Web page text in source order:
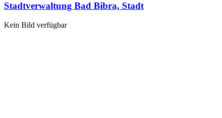
Stadtverwaltung Bad Bibra, Stadt
Kein Bild verfügbar